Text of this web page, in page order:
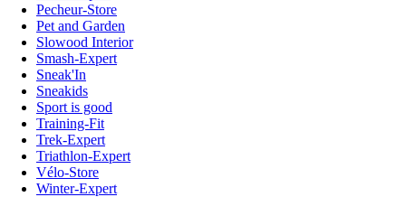
Pecheur-Store
Pet and Garden
Slowood Interior
Smash-Expert
Sneak'In
Sneakids
Sport is good
Training-Fit
Trek-Expert
Triathlon-Expert
Vélo-Store
Winter-Expert